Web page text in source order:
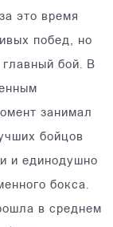
это время
побед, но
бой. В
занимал
бойцов
и единодушно
бокса.
в среднем